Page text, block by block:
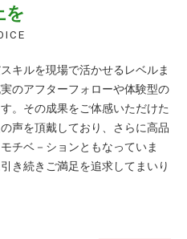
を
キルを現場で活かせるレベルま
のアフターフォローや体験型の
。その成果をご体感いただけた
声を頂戴しており、さらに高品
チベ－ションともなっていま
き続きご満足を追求してまいり